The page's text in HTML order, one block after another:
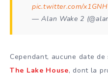
pic.twitter.com/
— Alan Wake 2
Cependant, aucune date
The Lake House, dont la